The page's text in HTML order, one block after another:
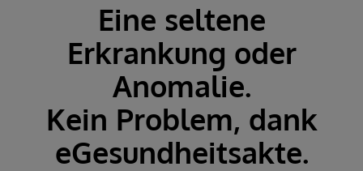
Eine seltene
Erkrankung oder
Anomalie.
Kein Problem, dank
eGesundheitsakte.